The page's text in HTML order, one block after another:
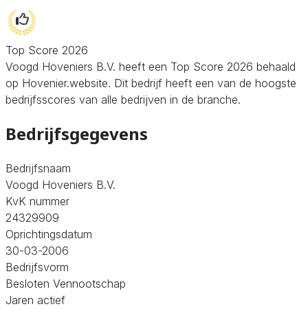
Top Score 2026
Voogd Hoveniers B.V. heeft een Top Score 2026 behaald
op Hovenier.website. Dit bedrijf heeft een van de hoogste
bedrijfsscores van alle bedrijven in de branche.
Bedrijfsgegevens
Bedrijfsnaam
Voogd Hoveniers B.V.
KvK nummer
24329909
Oprichtingsdatum
30-03-2006
Bedrijfsvorm
Besloten Vennootschap
Jaren actief